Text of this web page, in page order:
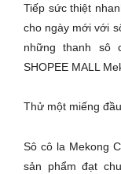
Tiếp sức thiệt
cho ngày mới với
những thanh sô
SHOPEE MALL
Thử một miếng
Sô cô la Mekong
sản phẩm đạt